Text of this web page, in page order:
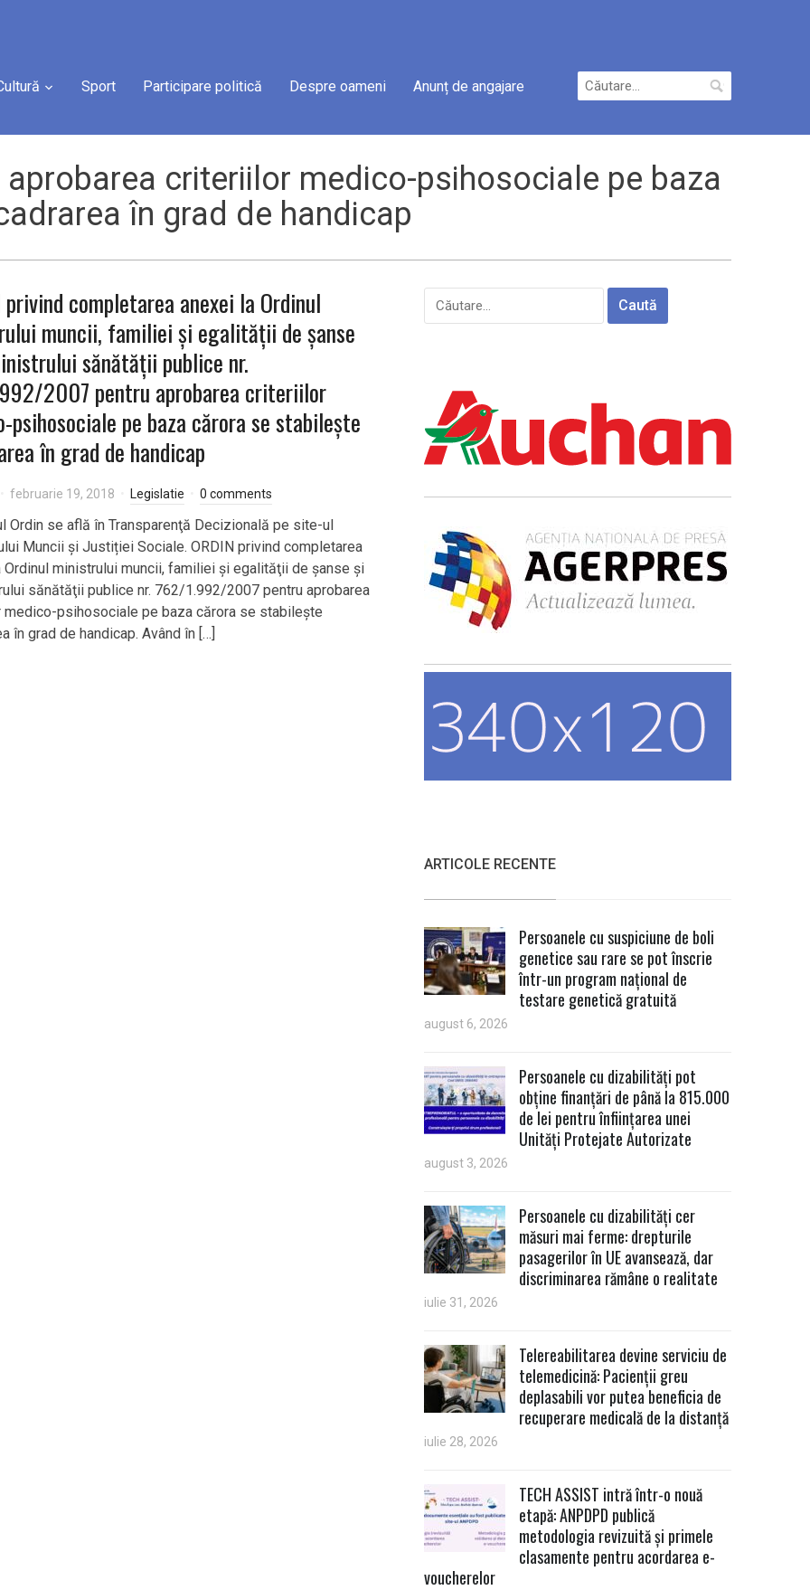
Sport Participare politică Despre oameni Anunț de angajare
Caută
după:
aprobarea criteriilor medico-psihosociale pe baza
în grad de handicap
privind completarea anexei la Ordinul
muncii, familiei şi egalităţii de şanse
sănătăţii publice nr.
2007 pentru aprobarea criteriilor
psihosociale pe baza cărora se stabileşte
în grad de handicap
februarie 19, 2018 Legislatie 0 comments
Ordin se află în Transparenţă Decizională pe site-ul
Muncii și Justiției Sociale. ORDIN privind completarea
Ordinul ministrului muncii, familiei şi egalităţii de şanse şi
sănătăţii publice nr. 762/1.992/2007 pentru aprobarea
psihosociale pe baza cărora se stabileşte
în grad de handicap. Având în […]
Caută
după:
ARTICOLE RECENTE
Persoanele cu suspiciune de boli
genetice sau rare se pot înscrie
într-un program național de
testare genetică gratuită
august 6, 2026
Persoanele cu dizabilități pot
obține finanțări de până la 815.000
de lei pentru înființarea unei
Unități Protejate Autorizate
august 3, 2026
Persoanele cu dizabilități cer
măsuri mai ferme: drepturile
pasagerilor în UE avansează, dar
discriminarea rămâne o realitate
iulie 31, 2026
Telereabilitarea devine serviciu de
telemedicină: Pacienții greu
deplasabili vor putea beneficia de
recuperare medicală de la distanță
iulie 28, 2026
TECH ASSIST intră într-o nouă
etapă: ANPDPD publică
metodologia revizuită și primele
clasamente pentru acordarea e-
voucherelor